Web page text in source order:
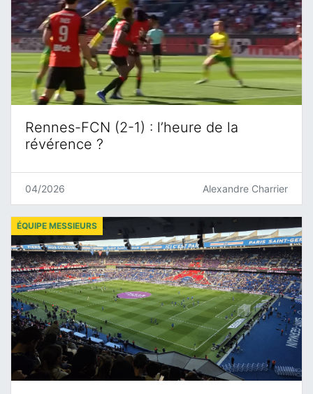
Rennes-FCN (2-1) : l’heure de la
révérence ?
04/2026 Alexandre Charrier
ÉQUIPE MESSIEURS